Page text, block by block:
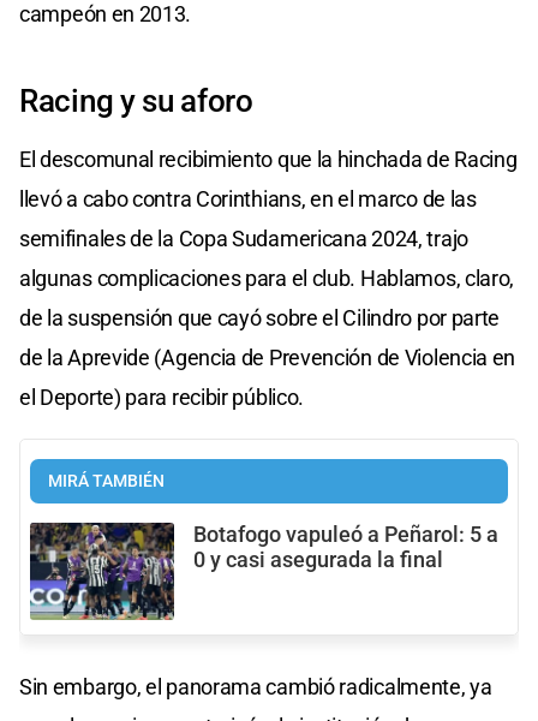
campeón en 2013.
Racing y su aforo
El descomunal recibimiento que la hinchada de Racing
llevó a cabo contra Corinthians, en el marco de las
semifinales de la Copa Sudamericana 2024, trajo
algunas complicaciones para el club. Hablamos, claro,
de la suspensión que cayó sobre el Cilindro por parte
de la Aprevide (Agencia de Prevención de Violencia en
el Deporte) para recibir público.
MIRÁ TAMBIÉN
Botafogo vapuleó a Peñarol: 5 a
0 y casi asegurada la final
Sin embargo, el panorama cambió radicalmente, ya